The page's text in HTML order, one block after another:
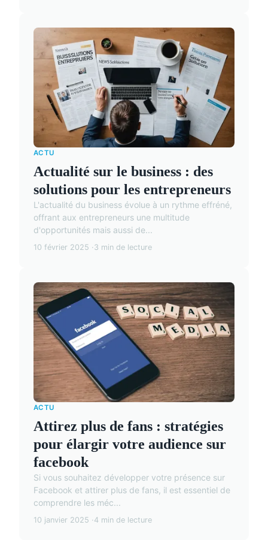
ACTU
Actualité sur le business : des
solutions pour les entrepreneurs
L'actualité du business évolue à un rythme effréné,
offrant aux entrepreneurs une multitude
d'opportunités mais aussi de...
10 février 2025 3 min de lecture
ACTU
Attirez plus de fans : stratégies
pour élargir votre audience sur
facebook
Si vous souhaitez développer votre présence sur
Facebook et attirer plus de fans, il est essentiel de
comprendre les méc...
10 janvier 2025 4 min de lecture